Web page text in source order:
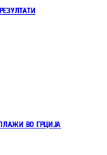
ВО ГРЦИЈА